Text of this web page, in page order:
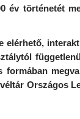
év történetét
formában
Országos